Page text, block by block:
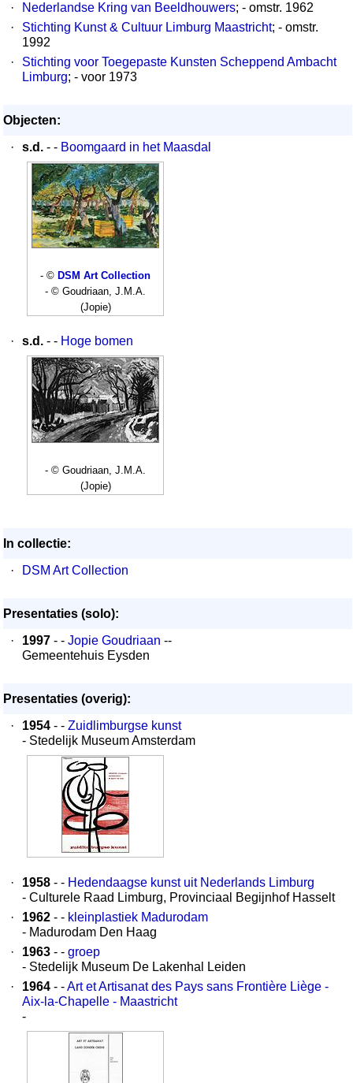
·
Nederlandse Kring van Beeldhouwers; - omstr. 1962
·
Stichting Kunst & Cultuur Limburg Maastricht; - omstr.
1992
·
Stichting voor Toegepaste Kunsten Scheppend Ambacht
Limburg; - voor 1973
Objecten:
·
s.d. - - Boomgaard in het Maasdal
- © DSM Art Collection
- © Goudriaan, J.M.A.
(Jopie)
· s.d. - - Hoge bomen
- © Goudriaan, J.M.A.
(Jopie)
In collectie:
·
DSM Art Collection
Presentaties (solo):
·
1997 - - Jopie Goudriaan --
Gemeentehuis Eysden
Presentaties (overig):
·
1954 - - Zuidlimburgse kunst
- Stedelijk Museum Amsterdam
· 1958 - - Hedendaagse kunst uit Nederlands Limburg
- Culturele Raad Limburg, Provinciaal Begijnhof Hasselt
·
1962 - - kleinplastiek Madurodam
- Madurodam Den Haag
·
1963 - - groep
- Stedelijk Museum De Lakenhal Leiden
·
1964 - -Art et Artisanat des Pays sans Frontière Liège -
Aix-la-Chapelle - Maastricht
-